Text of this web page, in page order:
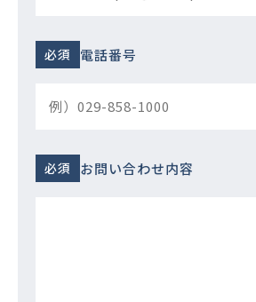
電話番号
お問い合わせ内容